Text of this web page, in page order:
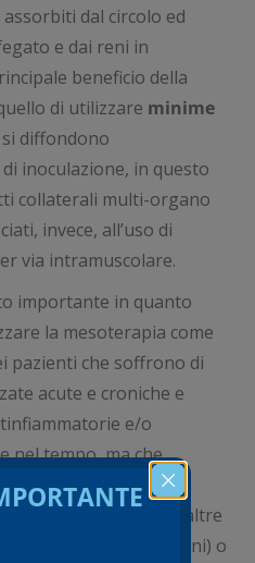
dal circolo ed
e dai reni in
beneficio della
di utilizzare minime
si diffondono
inoculazione, in questo
collaterali multi-organo
invece, all’uso di
via intramuscolare.
importante in quanto
la mesoterapia come
pazienti che soffrono di
acute e croniche e
e/o
nel tempo, ma che
a un trattamento
di molteplici altre
al fegato, ai reni) o